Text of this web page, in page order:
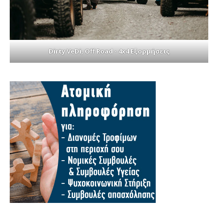
Dirty VeDi, Off Road - 4x4 Εξορμήσεις